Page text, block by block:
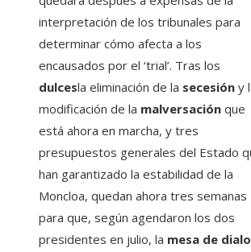
interpretación de los tribunales para
determinar cómo afecta a los
encausados ​​​​​​por el ‘trial’. Tras los
dulcesla eliminación de la secesión y
modificación de la malversación que
está ahora en marcha, y tres
presupuestos generales del Estado
han garantizado la estabilidad de la
Moncloa, quedan ahora tres semanas
para que, según agendaron los dos
presidentes en julio, la mesa de